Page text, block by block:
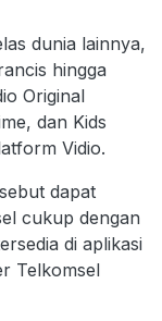
dunia lainnya,
hingga
Original
dan Kids
Vidio.
dapat
cukup dengan
di aplikasi
Telkomsel